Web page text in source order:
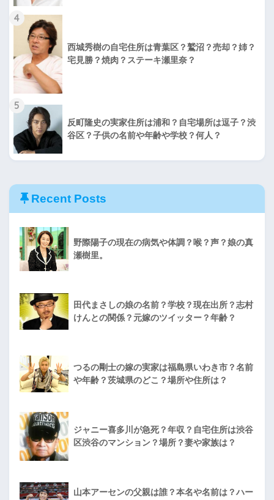
4
西城秀樹の自宅住所は青葉区？鷲沼？売却？姉？
宅見勝？焼肉？ステーキ瀬里奈？
5
反町隆史の実家住所は浦和？自宅場所は逗子？渋
谷区？子供の名前や年齢や学校？何人？
Recent Posts
野際陽子の現在の病気や体調？喉？声？娘の真
瀬樹里。
田代まさしの娘の名前？学校？現在出所？志村
けんとの関係？元嫁のツイッター？年齢？
つるの剛士の嫁の実家は福島県いわき市？名前
や年齢？茨城県のどこ？場所や住所は？
ジャニー喜多川が急死？年収？自宅住所は渋谷
区渋谷のマンション？場所？妻や家族は？
山本アーセンの父親は誰？本名や名前は？ハー